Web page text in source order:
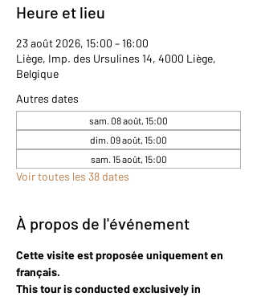
Heure et lieu
23 août 2026, 15:00 – 16:00
Liège, Imp. des Ursulines 14, 4000 Liège,
Belgique
Autres dates
sam. 08 août, 15:00
dim. 09 août, 15:00
sam. 15 août, 15:00
Voir toutes les 38 dates
À propos de l'événement
Cette visite est proposée uniquement en
français.
This tour is conducted exclusively in